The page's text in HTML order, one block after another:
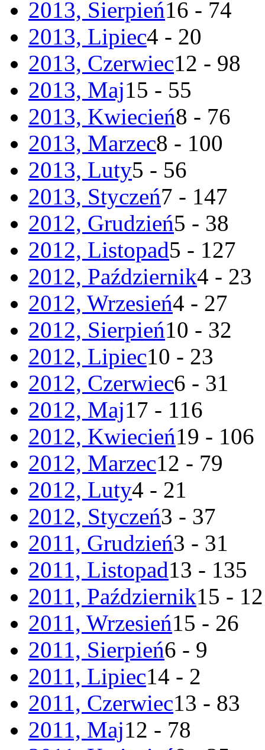
2013, Sierpień16 - 74
2013, Lipiec4 - 20
2013, Czerwiec12 - 98
2013, Maj15 - 55
2013, Kwiecień8 - 76
2013, Marzec8 - 100
2013, Luty5 - 56
2013, Styczeń7 - 147
2012, Grudzień5 - 38
2012, Listopad5 - 127
2012, Październik4 - 23
2012, Wrzesień4 - 27
2012, Sierpień10 - 32
2012, Lipiec10 - 23
2012, Czerwiec6 - 31
2012, Maj17 - 116
2012, Kwiecień19 - 106
2012, Marzec12 - 79
2012, Luty4 - 21
2012, Styczeń3 - 37
2011, Grudzień3 - 31
2011, Listopad13 - 135
2011, Październik15 -
2011, Wrzesień15 - 26
2011, Sierpień6 - 9
2011, Lipiec14 - 2
2011, Czerwiec13 - 83
2011, Maj12 - 78